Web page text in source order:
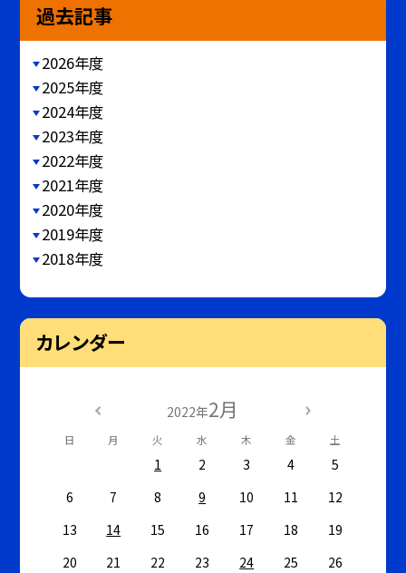
過去記事
2026年度
2025年度
2024年度
2023年度
2022年度
2021年度
2020年度
2019年度
2018年度
カレンダー
2022年2月
日 月 火 水 木 金 土
1 2 3 4
5
6
7 8 9 10 11
12
13
14 15 16 17 18
19
20
21 22 23 24 25
26